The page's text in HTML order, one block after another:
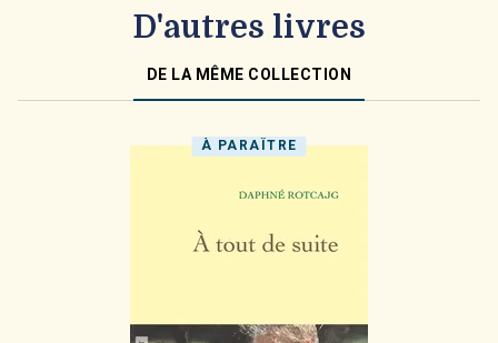
D'autres livres
DE LA MÊME COLLECTION
À PARAÎTRE